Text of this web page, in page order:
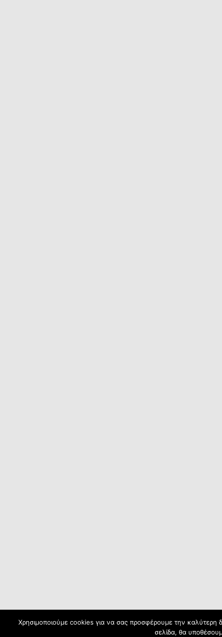
Χρησιμοποιούμε cookies για να σας προσφέρουμε την καλύτερη
σελίδα, θα